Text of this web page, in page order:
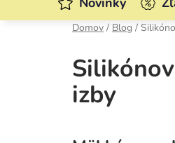
Domov / Blog /
izby